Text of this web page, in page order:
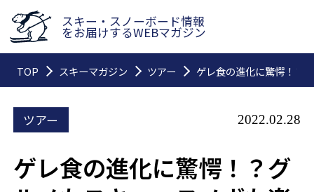
スキー・スノーボード情報
をお届けするWEBマガジン
TOP スキーマガジン ツアー ゲレ食の進化に驚愕！？
ツアー 2022.02.28
ゲレ食の進化に驚愕！？グ